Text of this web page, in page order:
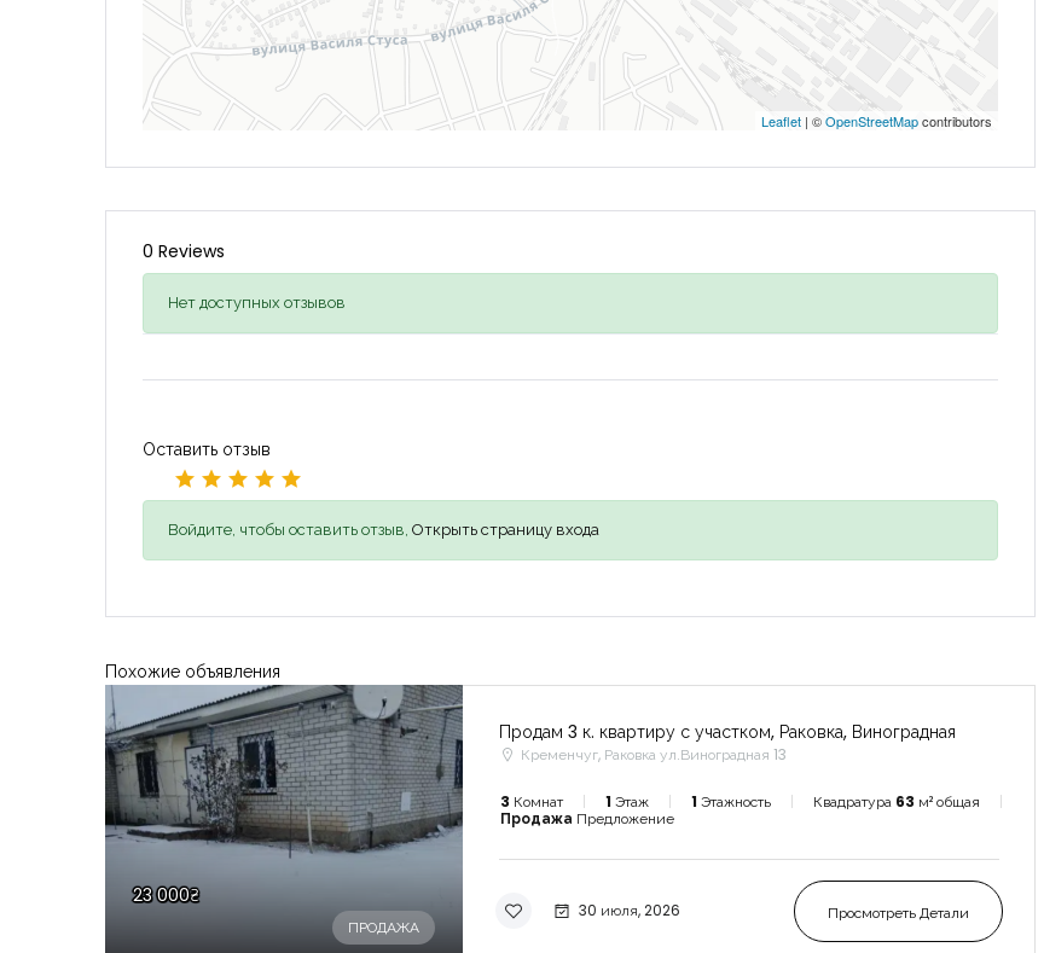
Leaflet | ©OpenStreetMapcontributors
0 Reviews
Нет доступных отзывов
Оставить отзыв
Войдите, чтобы оставить отзыв, Открыть страницу входа
Похожие объявления
23 000₴
ПРОДАЖА
Продам 3 к. квартиру с участком, Раковка, Виноградная
Кременчуг, Раковка ул.Виноградная 13
3 Комнат 1 Этаж 1 Этажность Квадратура 63 м² общая
Продажа Предложение
30 июля, 2026 Просмотреть Детали